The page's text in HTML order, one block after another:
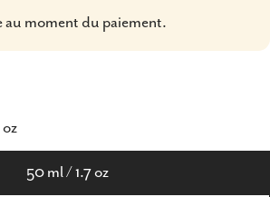
au moment du paiement.
50 ml / 1.7 oz